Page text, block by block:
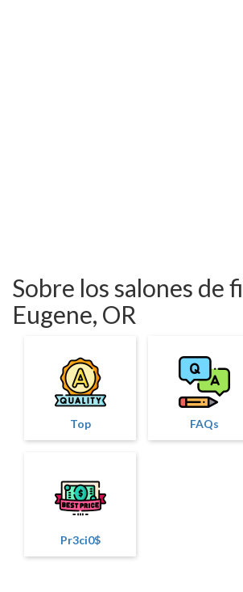
Sobre los salones de
Eugene, OR
Top FAQs
Pr3ci0$